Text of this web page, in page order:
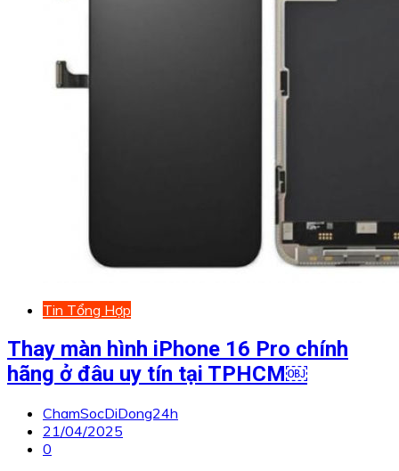
Tin Tổng Hợp
Thay màn hình iPhone 16 Pro chính
hãng ở đâu uy tín tại TPHCM￼
ChamSocDiDong24h
21/04/2025
0